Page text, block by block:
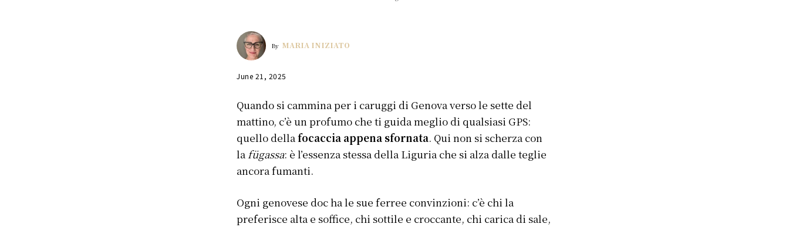
By MARIA INIZIATO
June 21, 2025
Quando si cammina per i caruggi di Genova verso le sette del
mattino, c’è un profumo che ti guida meglio di qualsiasi GPS:
quello dellafocaccia appena sfornata. Qui non si scherza con
lafügassa: è l’essenza stessa della Liguria che si alza dalle teglie
ancora fumanti.
Ogni genovese doc ha le sue ferree convinzioni: c’è chi la
preferisce alta e soffice, chi sottile e croccante, chi carica di sale,